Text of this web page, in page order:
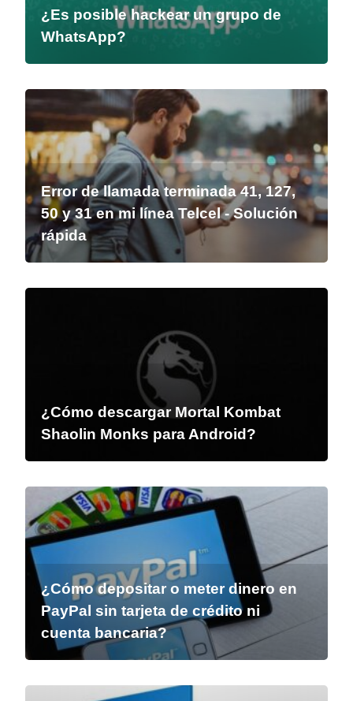
¿Es posible hackear un grupo de
WhatsApp?
Error de llamada terminada 41, 127,
50 y 31 en mi línea Telcel - Solución
rápida
¿Cómo descargar Mortal Kombat
Shaolin Monks para Android?
¿Cómo depositar o meter dinero en
PayPal sin tarjeta de crédito ni
cuenta bancaria?